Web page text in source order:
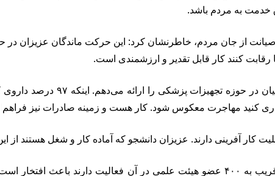
خدمت به مردم باشد.
از جان مردم، خاطرنشان کرد: این حرکت ماندگان عزیزان در
کنند کار قابل تقدیر و ارزشمندی است.
رئیسی بیان کرد: در سفرهای
کنید مهاجرت معکوس شود. کار هست و زمینه صادرات نیز
کار آفرینی دارند. عزیزان دانشجو که آماده کار و شغل هستند از
وی افزود: اینکه این بیمارستان را بیمارستان هوشمند نامیدند و قریب به ۴۰۰ عضو